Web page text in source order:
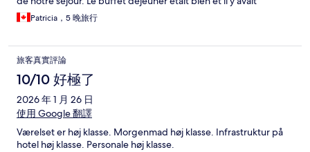
beaucoup de choix. Les piscines du complexe sont biens.
L'endroit est bien situé. Près du centre mais assez calme le soir
avons fait notre Open water et avons aimé l'expérience.
Patricia，5 晚旅行
旅客真實評論
10/10 好極了
2026 年 1 月 26 日
使用 Google 翻譯
Værelset er høj klasse. Morgenmad høj klasse. Infrastruktur på
hotel høj klasse. Personale høj klasse.